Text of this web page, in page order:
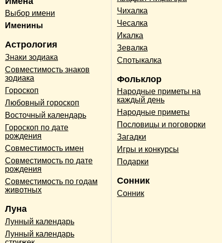
Выбор имени
Именины
Астрология
Знаки зодиака
Совместимость знаков
зодиака
Гороскоп
Любовный гороскоп
Восточный календарь
Гороскоп по дате
рождения
Совместимость имен
Совместимость по дате
рождения
Совместимость по годам
животных
Луна
Лунный календарь
Лунный календарь
Чихалка
Чесалка
Икалка
Зевалка
Спотыкалка
Фольклор
Народные приметы на
каждый день
Народные приметы
Пословицы и поговорки
Загадки
Игры и конкурсы
Подарки
Сонник
Сонник